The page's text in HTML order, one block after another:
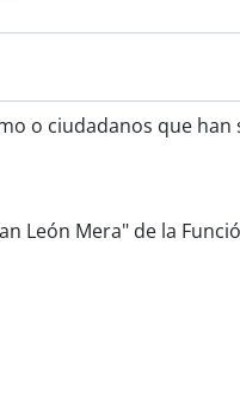
o ciudadanos que
León Mera" de la